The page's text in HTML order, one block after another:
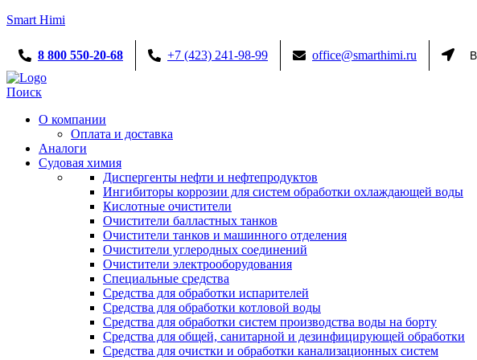
Smart Himi
8 800 550-20-68 +7 (423) 241-98-99
office@smarthimi.ru
Menu
Поиск
О компании
Оплата и доставка
Аналоги
Судовая химия
Диспергенты нефти и нефтепродуктов
Ингибиторы коррозии для систем обработки охлаждающей воды
Кислотные очистители
Очистители балластных танков
Очистители танков и машинного отделения
Очистители углеродных соединений
Очистители электрооборудования
Специальные средства
Средства для обработки испарителей
Средства для обработки котловой воды
Средства для обработки систем производства воды на борту
Средства для общей, санитарной и дезинфицирующей обработки
Средства для очистки и обработки канализационных систем